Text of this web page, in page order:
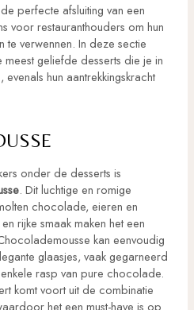
perfecte afsluiting van een
voor restauranthouders om hun
te verwennen. In deze sectie
meest geliefde desserts die je in
evenals hun aantrekkingskracht
onder de desserts is
. Dit luchtige en romige
chocolade, eieren en
rijke smaak maken het een
kan eenvoudig
glaasjes, vaak gegarneerd
rasp van pure chocolade.
komt voort uit de combinatie
het een must-have is op